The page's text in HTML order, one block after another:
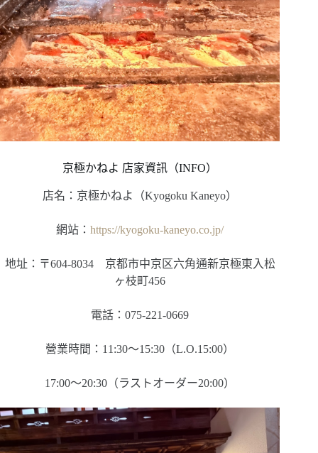
京極かねよ 店家資訊（INFO）
店名：京極かねよ（Kyogoku Kaneyo）
網站：https://kyogoku-kaneyo.co.jp/
地址：〒604-8034 京都市中京区六角通新京極東入松
ヶ枝町456
電話：075-221-0669
營業時間：11:30〜15:30（L.O.15:00）
17:00〜20:30（ラストオーダー20:00）